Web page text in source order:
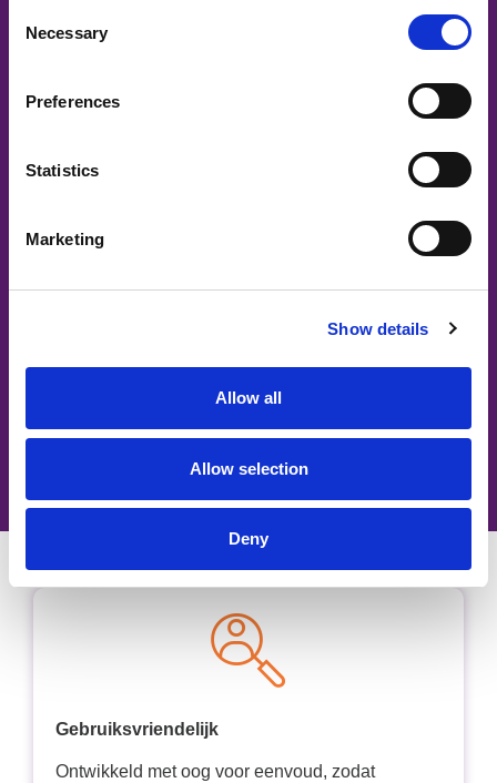
Selection
Necessary
Preferences
Statistics
Marketing
Show details
Allow all
Allow selection
Deny
Gebruiksvriendelijk
Ontwikkeld met oog voor eenvoud, zodat